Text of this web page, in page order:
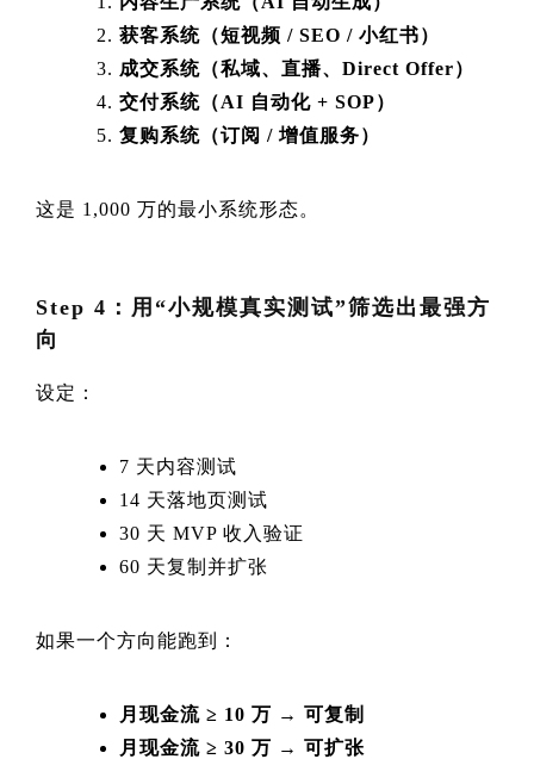
获客系统（短视频 / SEO / 小红书）
成交系统（私域、直播、Direct Offer）
交付系统（AI 自动化 + SOP）
复购系统（订阅 / 增值服务）
这是 1,000 万的最小系统形态。
Step 4：用“小规模真实测试”筛选出最强方
向
设定：
7 天内容测试
14 天落地页测试
30 天 MVP 收入验证
60 天复制并扩张
如果一个方向能跑到：
月现金流 ≥ 10 万 → 可复制
月现金流 ≥ 30 万 → 可扩张